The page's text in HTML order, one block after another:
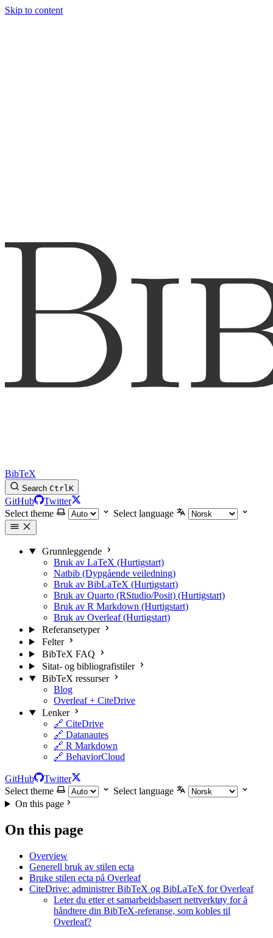
Skip to content
BibTeX
Search CtrlK
GitHub
Twitter
Select theme
Select language
Grunnleggende
Bruk av LaTeX (Hurtigstart)
Natbib (Dypgående veiledning)
Bruk av BibLaTeX (Hurtigstart)
Bruk av Quarto (RStudio/Posit) (Hurtigstart)
Bruk av R Markdown (Hurtigstart)
Bruk av Overleaf (Hurtigstart)
Referansetyper
Felter
BibTeX FAQ
Sitat- og bibliografistiler
BibTeX ressurser
Blog
Overleaf + CiteDrive
Lenker
🔗 CiteDrive
🔗 Datanautes
🔗 R Markdown
🔗 BehaviorCloud
GitHub
Twitter
Select theme
Select language
On this page
On this page
Overview
Generell bruk av stilen ecta
Bruke stilen ecta på Overleaf
CiteDrive: administrer BibTeX og BibLaTeX for Overleaf
Leter du etter et samarbeidsbasert nettverktøy for å
håndtere din BibTeX-referanse, som kobles til
Overleaf?